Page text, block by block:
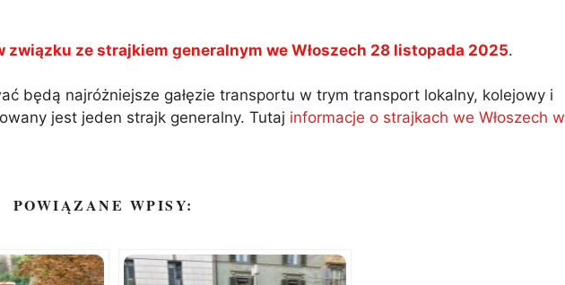
ze strajkiem generalnym we Włoszech 28 listopada 2025.
będą najróżniejsze gałęzie transportu w trym transport lokalny, kolejowy i
jest jeden strajk generalny. Tutaj informacje o strajkach we Włoszech w
POWIĄZANE WPISY: